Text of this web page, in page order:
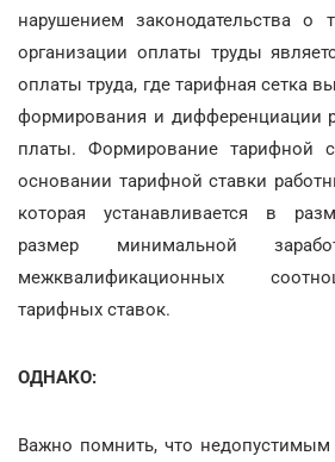
нарушением законодательства о
организации оплаты труды
оплаты труда, где тарифная сетка
формирования и дифференциации
платы. Формирование тарифной
основании тарифной ставки
которая устанавливается в
размер минимальной
межквалификационных
тарифных ставок.
ОДНАКО:
Важно помнить, что недопустимым